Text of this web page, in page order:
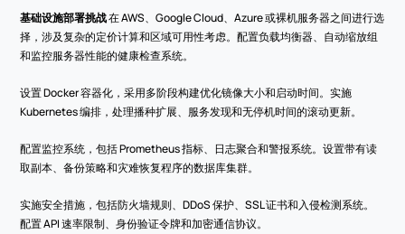
基础设施部署挑战 在 AWS、Google Cloud、Azure 或裸机服务器之间进行选
择，涉及复杂的定价计算和区域可用性考虑。配置负载均衡器、自动缩放组
和监控服务器性能的健康检查系统。
设置 Docker 容器化，采用多阶段构建优化镜像大小和启动时间。实施
Kubernetes 编排，处理播种扩展、服务发现和无停机时间的滚动更新。
配置监控系统，包括 Prometheus 指标、日志聚合和警报系统。设置带有读
取副本、备份策略和灾难恢复程序的数据库集群。
实施安全措施，包括防火墙规则、DDoS 保护、SSL 证书和入侵检测系统。
配置 API 速率限制、身份验证令牌和加密通信协议。